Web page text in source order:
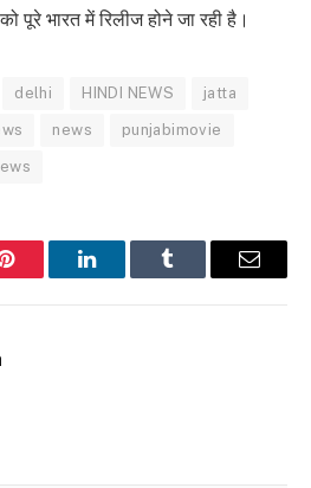
भारत में रिलीज होने जा रही है।
delhi HINDI NEWS jatta
news punjabimovie
Pinterest LinkedInTumblr Email